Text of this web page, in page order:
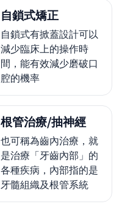
自鎖式矯正
自鎖式有掀蓋設計可以
減少臨床上的操作時
間，能有效減少磨破口
腔的機率
根管治療/抽神經
也可稱為齒內治療，就
是治療「牙齒內部」的
各種疾病，內部指的是
牙髓組織及根管系統